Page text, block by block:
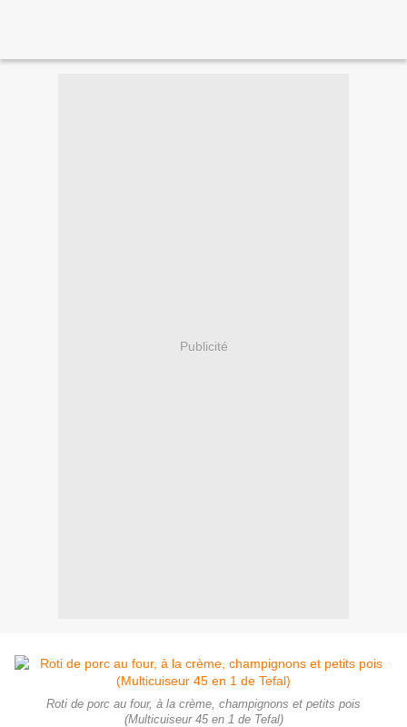
Publicité
Roti de porc au four, à la crème, champignons et petits pois
(Multicuiseur 45 en 1 de Tefal)